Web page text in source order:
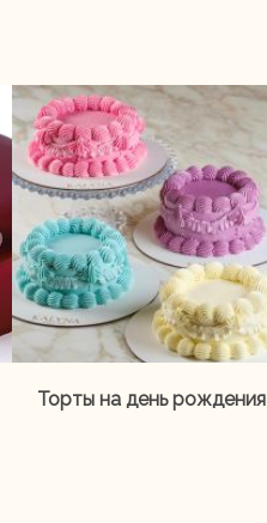
Торты на день рождения